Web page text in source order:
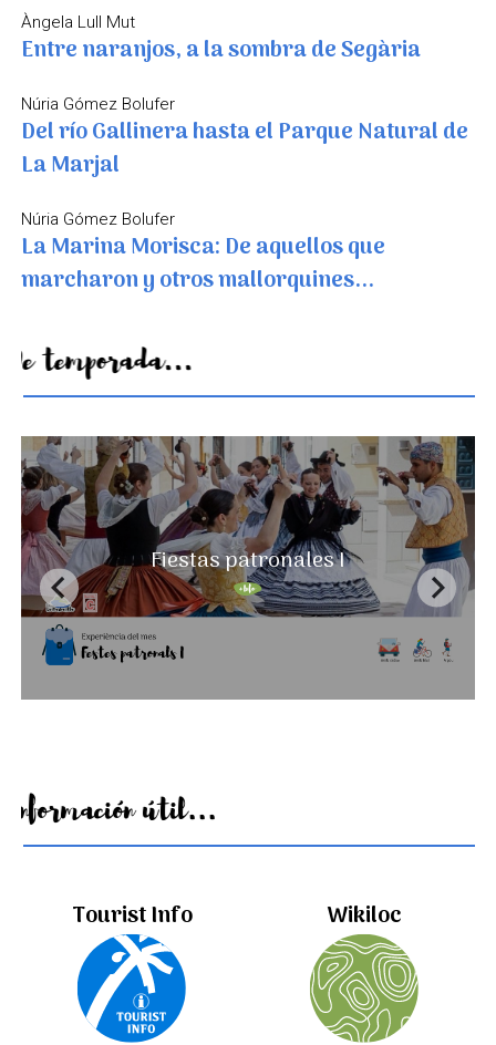
Àngela Lull Mut
Entre naranjos, a la sombra de Segària
Núria Gómez Bolufer
Del río Gallinera hasta el Parque Natural de
La Marjal
Núria Gómez Bolufer
La Marina Morisca: De aquellos que
marcharon y otros mallorquines...
De temporada...
Fiestas patronales I
Información útil...
Tourist Info Wikiloc